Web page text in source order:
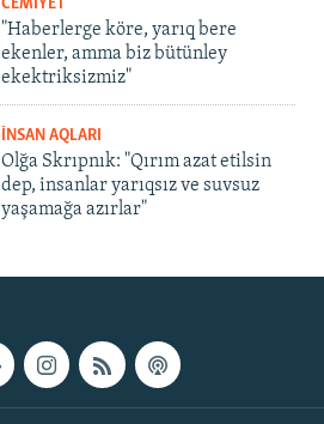
CEMİYET
"Haberlerge köre, yarıq bere
ekenler, amma biz bütünley
ekektriksizmiz"
İNSAN AQLARI
Olğa Skrıpnık: "Qırım azat etilsin
dep, insanlar yarıqsız ve suvsuz
yaşamağa azırlar"